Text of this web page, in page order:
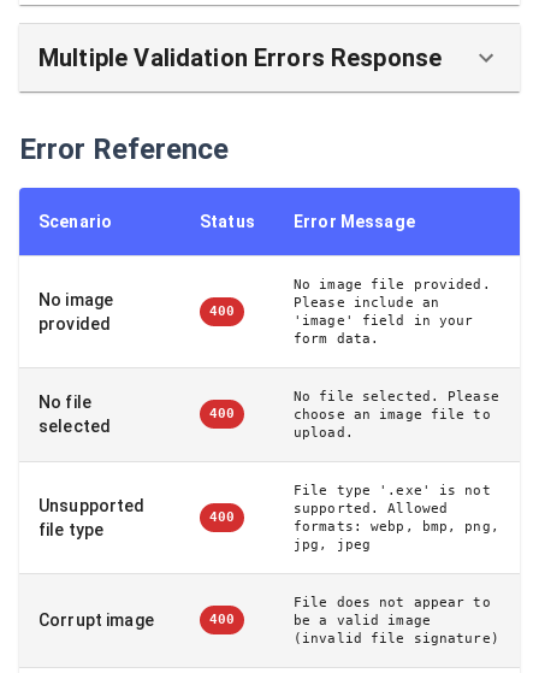
Multiple Validation Errors Response
Error Reference
Scenario Status Error Message
No image
provided
400
No image file provided.
Please include an
'image' field in your
form data.
No file
selected
400
No file selected. Please
choose an image file to
upload.
Unsupported
file type
400
File type '.exe' is not
supported. Allowed
formats: webp, bmp, png,
jpg, jpeg
Corrupt image 400
File does not appear to
be a valid image
(invalid file signature)